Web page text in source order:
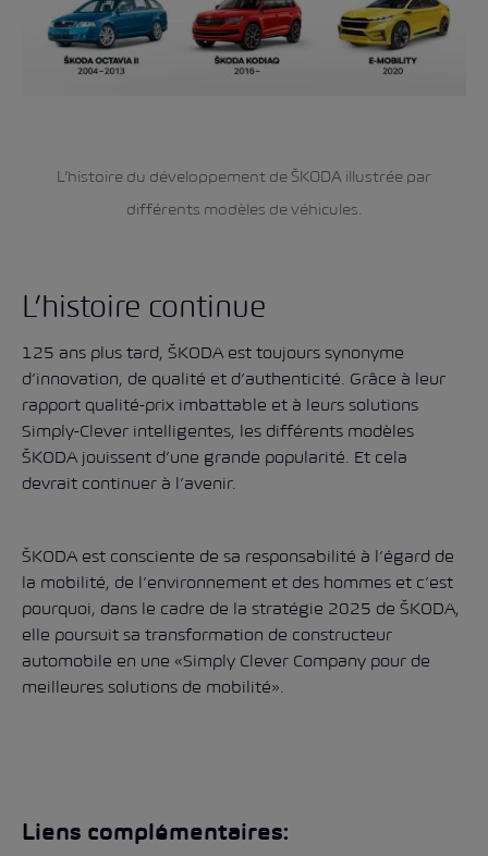
L’histoire du développement de ŠKODA illustrée par
différents modèles de véhicules.
L’histoire continue
125 ans plus tard, ŠKODA est toujours synonyme
d’innovation, de qualité et d’authenticité. Grâce à leur
rapport qualité-prix imbattable et à leurs solutions
Simply-Clever intelligentes, les différents modèles
ŠKODA jouissent d’une grande popularité. Et cela
devrait continuer à l’avenir.
ŠKODA est consciente de sa responsabilité à l’égard de
la mobilité, de l’environnement et des hommes et c’est
pourquoi, dans le cadre de la stratégie 2025 de ŠKODA,
elle poursuit sa transformation de constructeur
automobile en une «Simply Clever Company pour de
meilleures solutions de mobilité».
Liens complémentaires: